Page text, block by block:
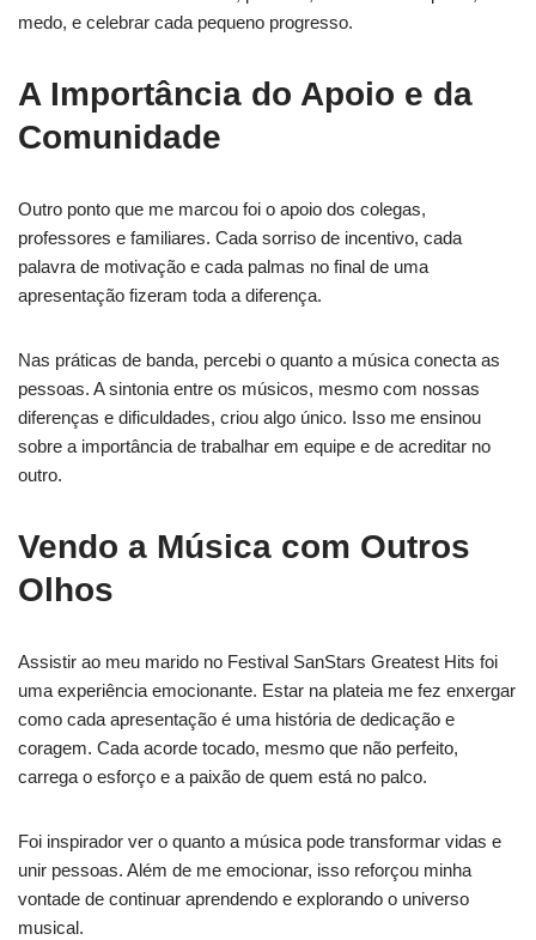
medo, e celebrar cada pequeno progresso.
A Importância do Apoio e da
Comunidade
Outro ponto que me marcou foi o apoio dos colegas,
professores e familiares. Cada sorriso de incentivo, cada
palavra de motivação e cada palmas no final de uma
apresentação fizeram toda a diferença.
Nas práticas de banda, percebi o quanto a música conecta as
pessoas. A sintonia entre os músicos, mesmo com nossas
diferenças e dificuldades, criou algo único. Isso me ensinou
sobre a importância de trabalhar em equipe e de acreditar no
outro.
Vendo a Música com Outros
Olhos
Assistir ao meu marido no Festival SanStars Greatest Hits foi
uma experiência emocionante. Estar na plateia me fez enxergar
como cada apresentação é uma história de dedicação e
coragem. Cada acorde tocado, mesmo que não perfeito,
carrega o esforço e a paixão de quem está no palco.
Foi inspirador ver o quanto a música pode transformar vidas e
unir pessoas. Além de me emocionar, isso reforçou minha
vontade de continuar aprendendo e explorando o universo
musical.